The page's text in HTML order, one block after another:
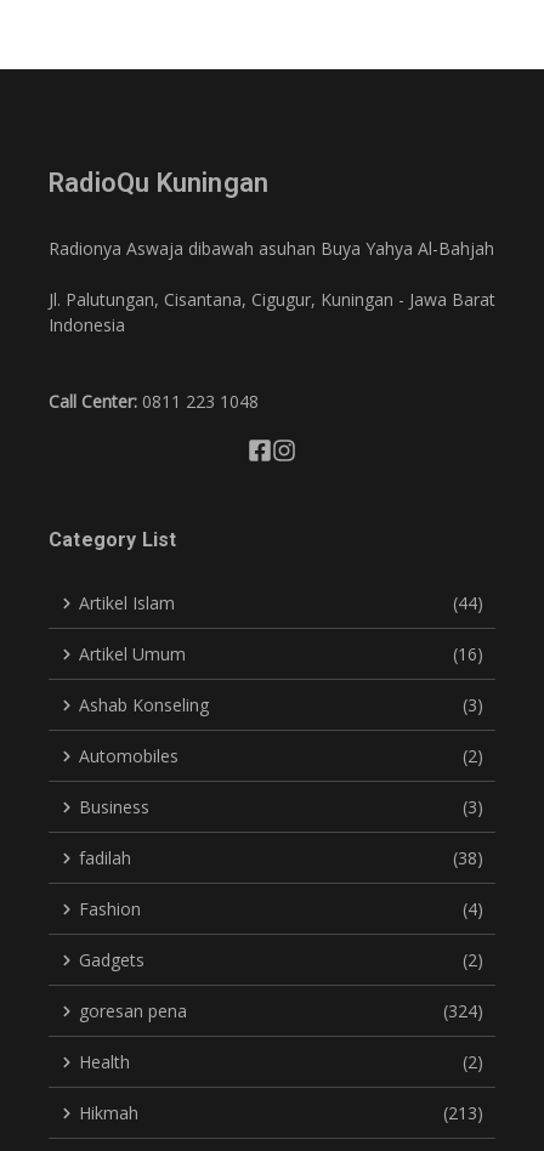
RadioQu Kuningan
Radionya Aswaja dibawah asuhan Buya Yahya Al-Bahjah
Jl. Palutungan, Cisantana, Cigugur, Kuningan - Jawa Barat
Indonesia
Call Center: 0811 223 1048
Category List
Artikel Islam (44)
Artikel Umum (16)
Ashab Konseling (3)
Automobiles (2)
Business (3)
fadilah (38)
Fashion (4)
Gadgets (2)
goresan pena (324)
Health (2)
Hikmah (213)